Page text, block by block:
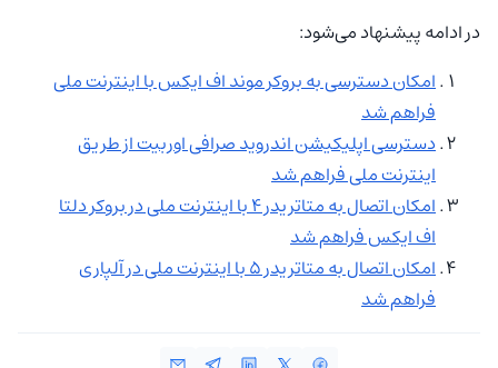
در ادامه پیشنهاد می‌شود:
امکان دسترسی به بروکر موند اف ایکس با اینترنت ملی
فراهم شد
دسترسی اپلیکیشن اندروید صرافی اوربیت از طریق
اینترنت ملی فراهم شد
امکان اتصال به متاتریدر ۴ با اینترنت ملی در بروکر دلتا
اف ایکس فراهم شد
امکان اتصال به متاتریدر ۵ با اینترنت ملی در آلپاری
فراهم شد